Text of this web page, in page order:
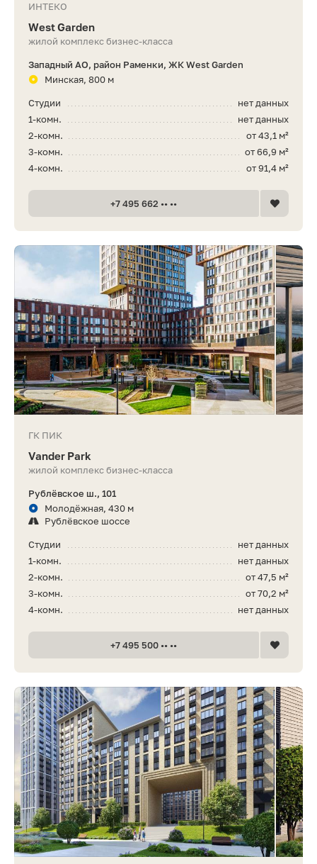
ИНТЕКО
West Garden
жилой комплекс бизнес-класса
Западный АО, район Раменки, ЖК West Garden
Минская, 800 м
нет данных
Студии
нет данных
1-комн.
от 43,1 м²
2-комн.
от 66,9 м²
3-комн.
от 91,4 м²
4-комн.
+7 495 662 •• ••
ГК ПИК
Vander Park
жилой комплекс бизнес-класса
Рублёвское ш., 101
Молодёжная, 430 м
Рублёвское шоссе
нет данных
Студии
нет данных
1-комн.
от 47,5 м²
2-комн.
от 70,2 м²
3-комн.
нет данных
4-комн.
+7 495 500 •• ••